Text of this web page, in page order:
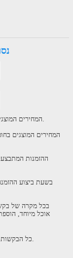
בשעת ביצוע
אוכל מיוחד,